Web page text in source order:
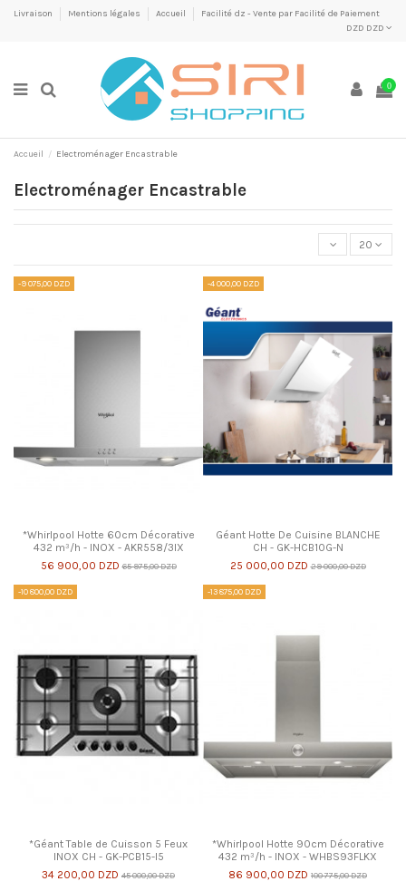
Livraison Mentions légales Accueil
Facilité dz - Vente par Facilité de Paiement
DZD DZD
0
Accueil Electroménager Encastrable
Electroménager Encastrable
20
-9 075,00 DZD
*Whirlpool Hotte 60cm Décorative
432 m³/h - INOX - AKR558/3IX
56 900,00 DZD 65 975,00 DZD
-4 000,00 DZD
Géant Hotte De Cuisine BLANCHE
CH - GK-HCB10G-N
25 000,00 DZD 29 000,00 DZD
-10 800,00 DZD
*Géant Table de Cuisson 5 Feux
INOX CH - GK-PCB15-I5
34 200,00 DZD 45 000,00 DZD
-13 875,00 DZD
*Whirlpool Hotte 90cm Décorative
432 m³/h - INOX - WHBS93FLKX
86 900,00 DZD 100 775,00 DZD